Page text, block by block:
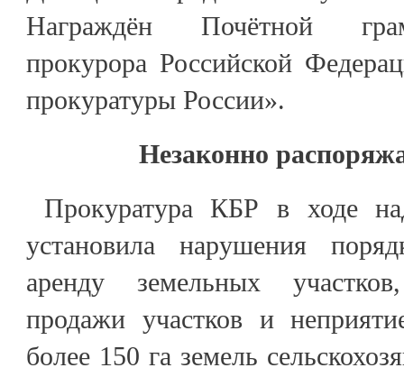
Награждён Почётной
прокурора Российской
прокуратуры России».
Незаконно
Прокуратура КБР в ходе
установила нарушения
аренду земельных
продажи участков и
более 150 га земель